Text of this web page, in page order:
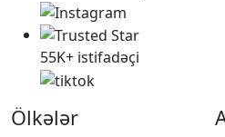
55K+ istifadəçi
Ölkələr